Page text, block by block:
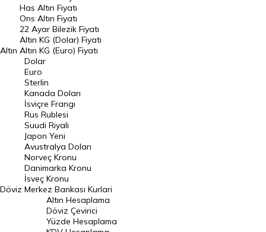
Danimarka Kronu Kuru
Norveç Kronu Kuru
Japon Yeni Kuru
Merkez Bankası Döviz Kurları
ALTIN
Gram Altın Fiyatı
Cumhuriyet Altını Fiyatı
Altın (ONS) Fiyatı
Dolar/Kg Altın Fiyatı
Altın
Has Altın Fiyatı
Ons Altın Fiyatı
22 Ayar Bilezik Fiyatı
Altın KG (Dolar) Fiyatı
Altın KG (Euro) Fiyatı
Döviz
Dolar
Euro
Sterlin
Kanada Doları
İsviçre Frangı
Rus Rublesi
Suudi Riyali
Japon Yeni
Avustralya Doları
Norveç Kronu
Danimarka Kronu
İsveç Kronu
Merkez Bankası Kurlari
Altın Hesaplama
Döviz Çevirici
Yüzde Hesaplama